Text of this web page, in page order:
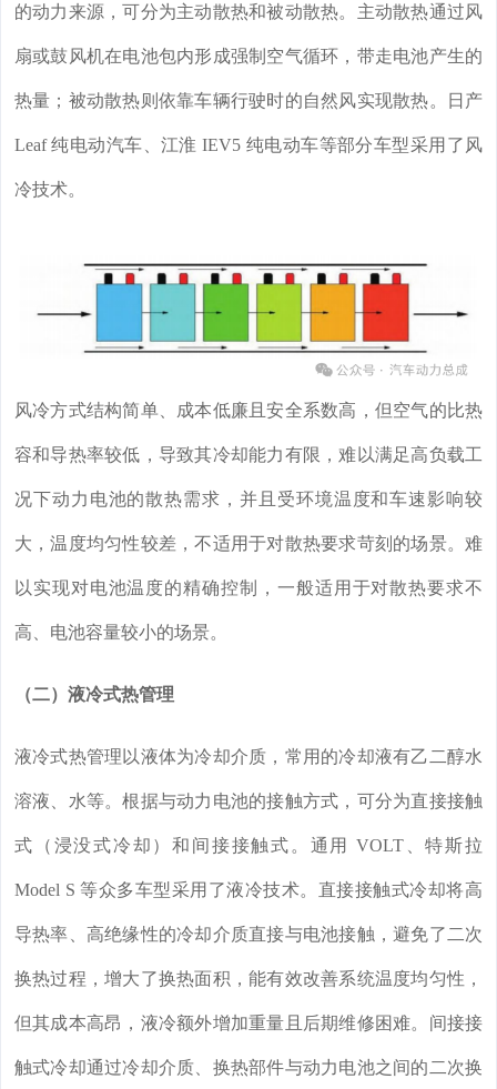
的动力来源，可分为主动散热和被动散热。主动散热通过风
扇或鼓风机在电池包内形成强制空气循环，带走电池产生的
热量；被动散热则依靠车辆行驶时的自然风实现散热。日产
Leaf 纯电动汽车、江淮 IEV5 纯电动车等部分车型采用了风
冷技术。
风冷方式结构简单、成本低廉且安全系数高，但空气的比热
容和导热率较低，导致其冷却能力有限，难以满足高负载工
况下动力电池的散热需求，并且受环境温度和车速影响较
大，温度均匀性较差，不适用于对散热要求苛刻的场景。难
以实现对电池温度的精确控制，一般适用于对散热要求不
高、电池容量较小的场景。
（二）液冷式热管理
液冷式热管理以液体为冷却介质，常用的冷却液有乙二醇水
溶液、水等。根据与动力电池的接触方式，可分为直接接触
式（浸没式冷却）和间接接触式。通用 VOLT、特斯拉
Model S 等众多车型采用了液冷技术。直接接触式冷却将高
导热率、高绝缘性的冷却介质直接与电池接触，避免了二次
换热过程，增大了换热面积，能有效改善系统温度均匀性，
但其成本高昂，液冷额外增加重量且后期维修困难。间接接
触式冷却通过冷却介质、换热部件与动力电池之间的二次换